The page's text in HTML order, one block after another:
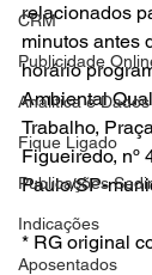
CRM
Publicidade
Analítica e Dados
Fique Ligado
Publicações
Indicações
Aposentados
relacionados
minutos antes
horário
Ambiental
Trabalho,
Figueiredo, nº
Paulo/SP-
* RG original